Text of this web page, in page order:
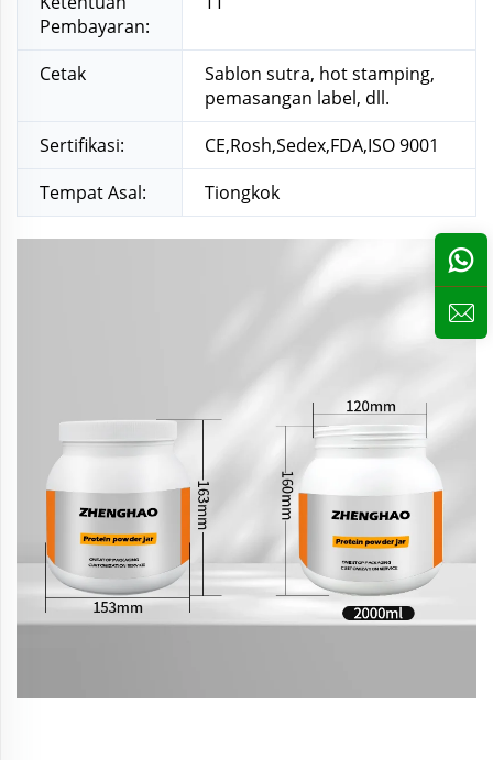
Pembayaran:
Cetak
Sablon sutra, hot stamping,
pemasangan label, dll.
Sertifikasi:
CE,Rosh,Sedex,FDA,ISO 9001
Tempat Asal:
Tiongkok